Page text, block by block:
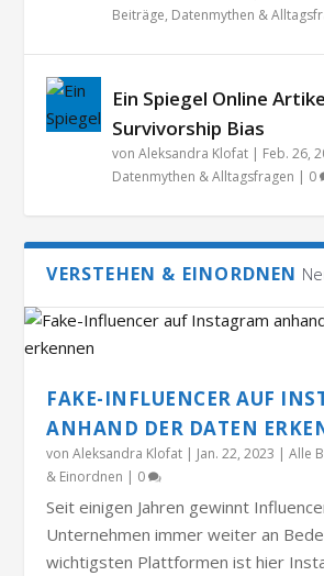
Beiträge, Datenmythen &
Ein Spiegel Online
Survivorship Bias
vonAleksandra Klofat | Feb. 26,
Datenmythen & Alltagsfragen | 0
VERSTEHEN & EINORDNEN
FAKE-INFLUENCER AUF
ANHAND DER DATEN
vonAleksandra Klofat | Jan. 22, 2023 |Alle
& Einordnen | 0
Seit einigen Jahren gewinnt
Unternehmen immer weiter an
wichtigsten Plattformen ist hier